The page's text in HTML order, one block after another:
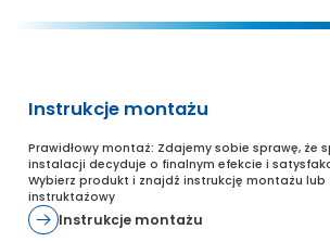
Instrukcje montażu
Prawidłowy montaż: Zdajemy sobie sprawę, że
instalacji decyduje o finalnym efekcie i
Wybierz produkt i znajdź instrukcję montażu lub
instruktażowy
Instrukcje montażu